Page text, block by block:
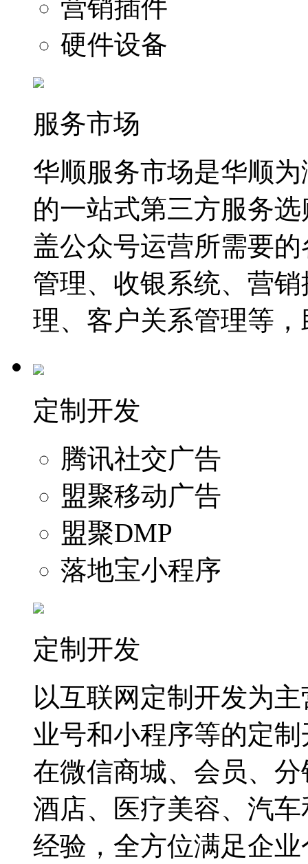
营销插件
硬件设备
服务市场
华顺服务市场是华顺
的一站式第三方服务
盖公众号运营所需要
管理、收银系统、营
理、客户关系管理等
定制开发
腾讯社交广告
盟聚移动广告
盟聚DMP
落地宝小程序
定制开发
以互联网定制开发为
业号和小程序等的定
在微信商城、会员、
酒店、医疗美容、汽
经验，全方位满足企